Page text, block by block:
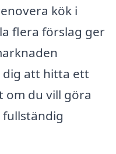
kök i
flera förslag ger
dig att hitta ett
om du vill göra